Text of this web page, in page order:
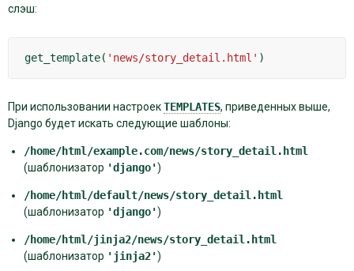
слэш:
get_template( 'news/story_detail.html' )
При использовании настроекTEMPLATES, приведенных выше,
Django будет искать следующие шаблоны:
/home/html/example.com/news/story_detail.html
(шаблонизатор 'django')
/home/html/default/news/story_detail.html
(шаблонизатор 'django')
/home/html/jinja2/news/story_detail.html
(шаблонизатор 'jinja2')